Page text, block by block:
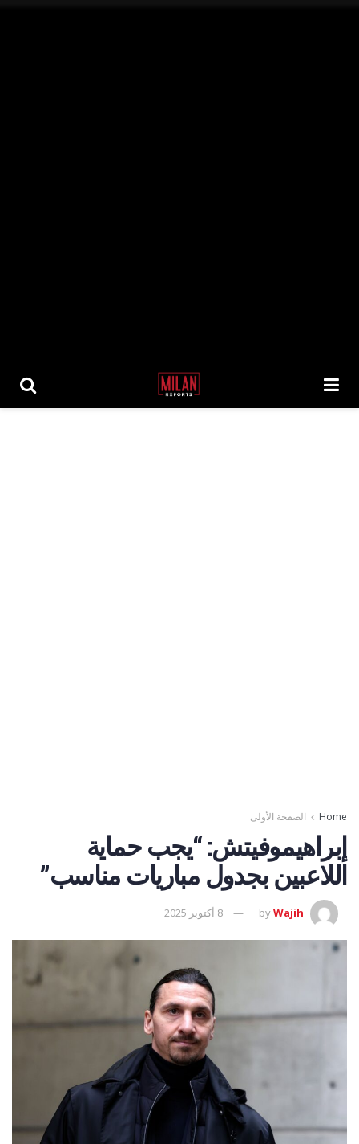
Home الصفحة الأولى
إبراهيموفيتش: “يجب حماية
اللاعبين بجدول مباريات مناسب”
byWajih 8 أكتوبر 2025